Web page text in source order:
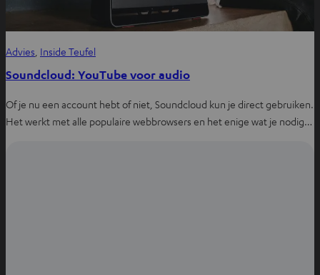
Advies Inside Teufel
Soundcloud: YouTube voor audio
Of je nu een account hebt of niet, Soundcloud kun je direct gebruiken.
Het werkt met alle populaire webbrowsers en het enige wat je nodig…